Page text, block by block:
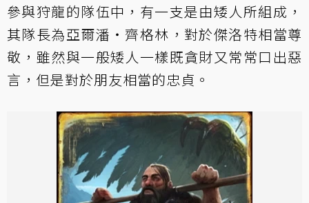
參與狩龍的隊伍中，有一支是由矮人所組成，
其隊長為亞爾潘‧齊格林，對於傑洛特相當尊
敬，雖然與一般矮人一樣既貪財又常常口出惡
言，但是對於朋友相當的忠貞。